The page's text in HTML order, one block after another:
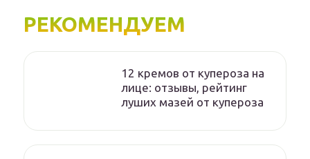
РЕКОМЕНДУЕМ
12 кремов от купероза на
лице: отзывы, рейтинг
луших мазей от купероза